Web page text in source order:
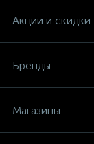
Акции и скидки
Бренды
Магазины